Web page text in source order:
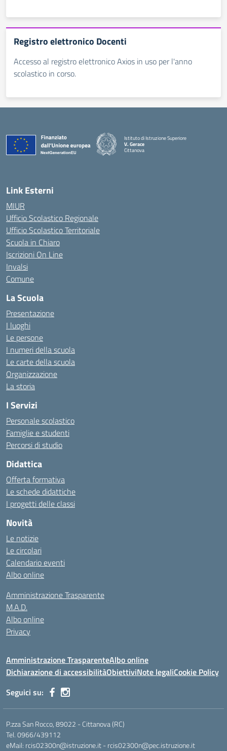
Registro elettronico Docenti
Accesso al registro elettronico Axios in uso per l'anno
scolastico in corso.
Istituto di Istruzione Superiore
V. Gerace
Cittanova
Link Esterni
MIUR
Ufficio Scolastico Regionale
Ufficio Scolastico Territoriale
Scuola in Chiaro
Iscrizioni On Line
Invalsi
Comune
La Scuola
Presentazione
I luoghi
Le persone
I numeri della scuola
Le carte della scuola
Organizzazione
La storia
I Servizi
Personale scolastico
Famiglie e studenti
Percorsi di studio
Didattica
Offerta formativa
Le schede didattiche
I progetti delle classi
Novità
Le notizie
Le circolari
Calendario eventi
Albo online
Amministrazione Trasparente
M.A.D.
Albo online
Privacy
Amministrazione TrasparenteAlbo online
Dichiarazione di accessibilitàObiettiviNote legaliCookie Policy
Seguici su:
P.zza San Rocco, 89022 - Cittanova (RC)
Tel. 0966/439112
eMail: rcis02300n@istruzione.it - rcis02300n@pec.istruzione.it